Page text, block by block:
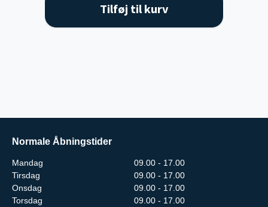
Tilføj til kurv
Normale Åbningstider
Mandag
09.00 - 17.00
Tirsdag
09.00 - 17.00
Onsdag
09.00 - 17.00
Torsdag
09.00 - 17.00